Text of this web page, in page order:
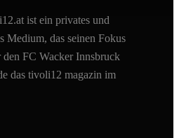
ist ein privates und
Medium, das seinen Fokus
FC Wacker Innsbruck
das tivoli12 magazin im